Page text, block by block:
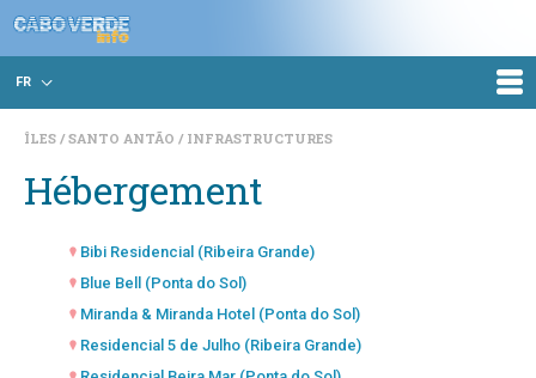
FR
ÎLES SANTO ANTÃO INFRASTRUCTURES
Hébergement
Bibi Residencial (Ribeira Grande)
Blue Bell (Ponta do Sol)
Miranda & Miranda Hotel (Ponta do Sol)
Residencial 5 de Julho (Ribeira Grande)